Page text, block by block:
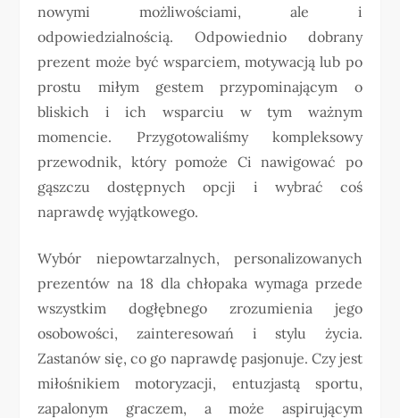
nowymi możliwościami, ale i
odpowiedzialnością. Odpowiednio dobrany
prezent może być wsparciem, motywacją lub po
prostu miłym gestem przypominającym o
bliskich i ich wsparciu w tym ważnym
momencie. Przygotowaliśmy kompleksowy
przewodnik, który pomoże Ci nawigować po
gąszczu dostępnych opcji i wybrać coś
naprawdę wyjątkowego.
Wybór niepowtarzalnych, personalizowanych
prezentów na 18 dla chłopaka wymaga przede
wszystkim dogłębnego zrozumienia jego
osobowości, zainteresowań i stylu życia.
Zastanów się, co go naprawdę pasjonuje. Czy jest
miłośnikiem motoryzacji, entuzjastą sportu,
zapalonym graczem, a może aspirującym